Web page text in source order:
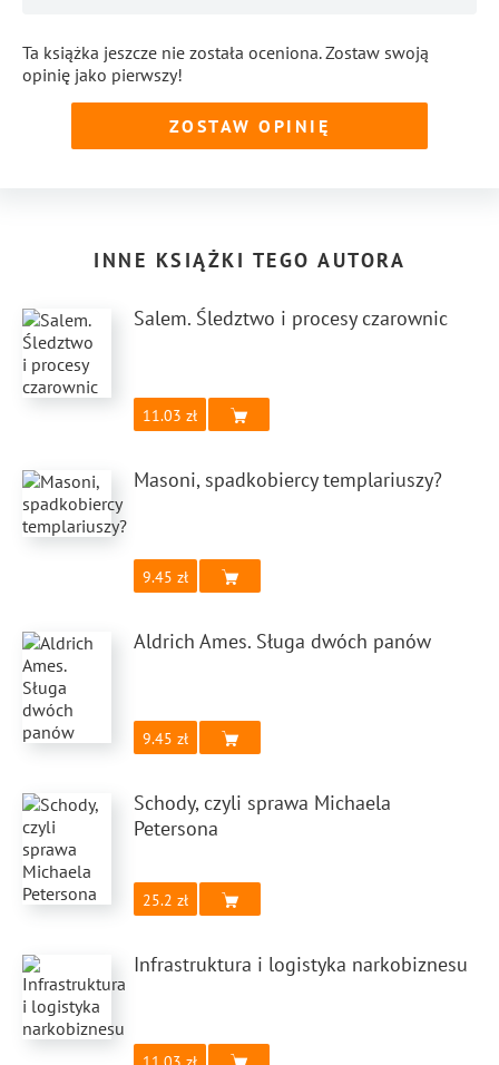
Ta książka jeszcze nie została oceniona. Zostaw swoją
opinię jako pierwszy!
ZOSTAW OPINIĘ
INNE KSIĄŻKI TEGO AUTORA
Salem. Śledztwo i procesy czarownic
11.03
Masoni, spadkobiercy templariuszy?
9.45
Aldrich Ames. Sługa dwóch panów
9.45
Schody, czyli sprawa Michaela
Petersona
25.2
Infrastruktura i logistyka narkobiznesu